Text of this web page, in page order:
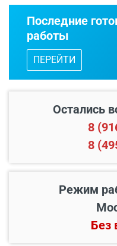
Последние
работы
ПЕРЕЙТИ
Остались
8
8
Режим
Без